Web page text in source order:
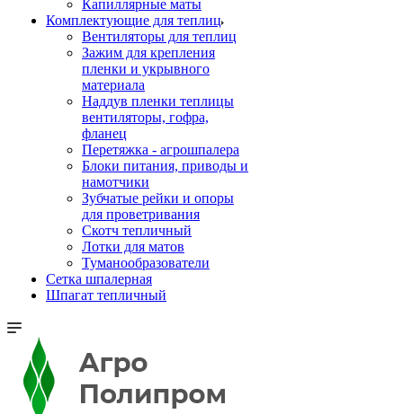
Капиллярные маты
Комплектующие для теплиц
Вентиляторы для теплиц
Зажим для крепления
пленки и укрывного
материала
Наддув пленки теплицы
вентиляторы, гофра,
фланец
Перетяжка - агрошпалера
Блоки питания, приводы и
намотчики
Зубчатые рейки и опоры
для проветривания
Скотч тепличный
Лотки для матов
Туманообразователи
Сетка шпалерная
Шпагат тепличный